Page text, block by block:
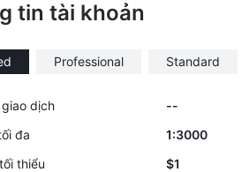
BẰNG MỌI
tin tài khoản
Professional Standard
dịch --
đa
1:3000
thiểu
$1